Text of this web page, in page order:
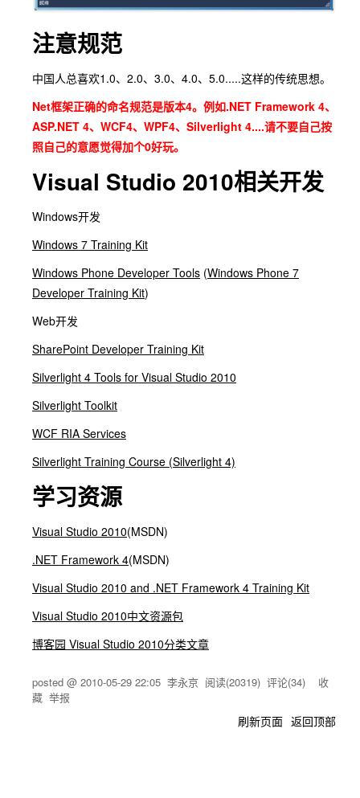
注意规范
中国人总喜欢1.0、2.0、3.0、4.0、5.0.....这样的传统思想。
Net框架正确的命名规范是版本4。例如.NET Framework 4、
ASP.NET 4、WCF4、WPF4、Silverlight 4....请不要自己按
照自己的意愿觉得加个0好玩。
Visual Studio 2010相关开发
Windows开发
Windows 7 Training Kit
Windows Phone Developer Tools (Windows Phone 7
Developer Training Kit)
Web开发
SharePoint Developer Training Kit
Silverlight 4 Tools for Visual Studio 2010
Silverlight Toolkit
WCF RIA Services
Silverlight Training Course (Silverlight 4)
学习资源
Visual Studio 2010(MSDN)
.NET Framework 4(MSDN)
Visual Studio 2010 and .NET Framework 4 Training Kit
Visual Studio 2010中文资源包
博客园 Visual Studio 2010分类文章
posted @ 2010-05-29 22:05 李永京 阅读(20319) 评论(34) 收
藏 举报
刷新页面 返回顶部